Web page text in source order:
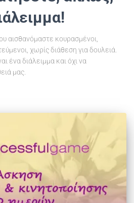
αισθανόμαστε κουρασμένοι,
χωρίς διάθεση για δουλειά.
ένα διάλειμμα και όχι να
μας.